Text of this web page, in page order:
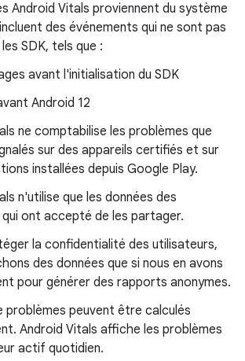
Android Vitals proviennent du système
des événements qui ne sont pas
SDK, tels que :
avant l'initialisation du SDK
Android 12
ne comptabilise les problèmes que
sur des appareils certifiés et sur
installées depuis Google Play.
n'utilise que les données des
ont accepté de les partager.
la confidentialité des utilisateurs,
des données que si nous en avons
pour générer des rapports anonymes.
problèmes peuvent être calculés
Android Vitals affiche les problèmes
actif quotidien.